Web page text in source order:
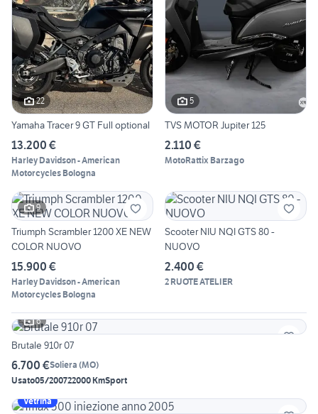
22
Yamaha Tracer 9 GT Full optional
13.200 €
Harley Davidson - American
Motorcycles Bologna
5
TVS MOTOR Jupiter 125
2.110 €
MotoRattix Barzago
9
Triumph Scrambler 1200 XE NEW
COLOR NUOVO
15.900 €
Harley Davidson - American
Motorcycles Bologna
Scooter NIU NQI GTS 80 -
NUOVO
2.400 €
2 RUOTE ATELIER
6
Brutale 910r 07
6.700 €Soliera (MO)
Usato05/200722000 KmSport
Vetrina